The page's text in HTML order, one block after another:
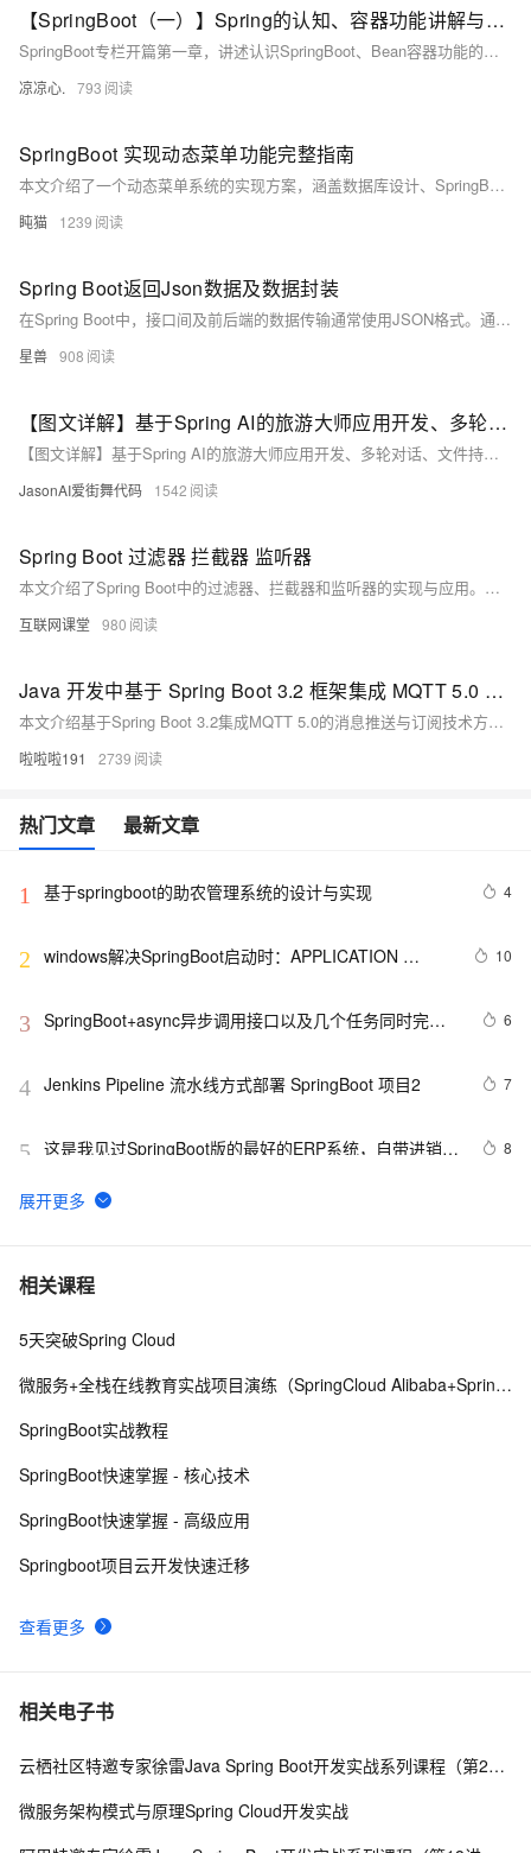
【SpringBoot（一）】Spring的认知、容器功能讲解与自动装配原理的入门，带你熟悉Springboot中基本的注解使用
SpringBoot专栏开篇第一章，讲述认识SpringBoot、Bean容器功能的讲解、自动装配原理的入门，还有其他常用的Springboot注解！如果想要了解SpringBoot，那么就进来看看吧！
凉凉心. 793
SpringBoot 实现动态菜单功能完整指南
本文介绍了一个动态菜单系统的实现方案，涵盖数据库设计、SpringBoot后端实现、Vue前端展示及权限控制等内容，适用于中后台系统的权限管理。
盹猫 1239
Spring Boot返回Json数据及数据封装
在Spring Boot中，接口间及前后端的数据传输通常使用JSON格式。通过@RestController注解，可轻松实现Controller返回JSON数据。该注解是Spring Boot新增的组合注解，结合了@Controller和@ResponseBody的功能，默认将返回值转换为JSON格式。Spring Boot底层默认采用Jackson作为JSON解析框架，并通过spring-boot-starter-json依赖集成了相关库，包括jackson-databind、jackson-datatype-jdk8等常用模块，简化了开发者对依赖的手动管理。
星兽 908
【图文详解】基于Spring AI的旅游大师应用开发、多轮对话、文件持久化、拦截器实现
【图文详解】基于Spring AI的旅游大师应用开发、多轮对话、文件持久化、拦截器实现
JasonAI爱街舞代码 1542
Spring Boot 过滤器 拦截器 监听器
本文介绍了Spring Boot中的过滤器、拦截器和监听器的实现与应用。通过Filter接口和FilterRegistrationBean类，开发者可实现对请求和响应的数据过滤；使用HandlerInterceptor接口，可在控制器方法执行前后进行处理；利用各种监听器接口（如ServletRequestListener、HttpSessionListener等），可监听Web应用中的事件并作出响应。文章还提供了多个代码示例，帮助读者理解如何创建和配置这些组件，适用于构建更高效、安全和可控的Spring Boot应用程序。
互联网课堂 980
Java 开发中基于 Spring Boot 3.2 框架集成 MQTT 5.0 协议实现消息推送与订阅功能的技术方案解析
本文介绍基于Spring Boot 3.2集成MQTT 5.0的消息推送与订阅技术方案，涵盖核心技术栈选型（Spring Boot、Eclipse Paho、HiveMQ）、项目搭建与配置、消息发布与订阅服务实现，以及在智能家居控制系统中的应用实例。同时，详细探讨了安全增强（TLS/SSL）、性能优化（异步处理与背压控制）、测试监控及生产环境部署方案，为构建高可用、高性能的消息通信系统提供全面指导。附资源下载链接：[https://pan.quark.cn/s/14fcf913bae6](https://pan.quark.cn/s/14fcf913bae6)。
啦啦啦191 2739
热门文章 最新文章
1 基于springboot的助农管理系统的设计与实现 4
2 windows解决SpringBoot启动时：APPLICATION
10
3 SpringBoot+async异步调用接口以及几个任务同时完成
6
4 Jenkins Pipeline 流水线方式部署 SpringBoot 项目2 7
5 这是我见过SpringBoot版的最好的ERP系统，自带进销存
8
6 SpringBoot从入门到精通（二十五）搞懂自定义系统配置
7 SpringBoot从小白到精通（四）Thymeleaf页面模板引擎
8 MinIO【部署 01】MinIO安装及SpringBoot集成简单测
10Netty(一) SpringBoot 整合长连接心跳机制（下）
相关课程
查看更多
5天突破Spring Cloud
微服务+全栈在线教育实战项目演练（SpringCloud Alibaba+SpringBoot）
SpringBoot实战教程
SpringBoot快速掌握 - 核心技术
SpringBoot快速掌握 - 高级应用
Springboot项目云开发快速迁移
相关电子书
云栖社区特邀专家徐雷Java Spring Boot开发实战系列课程（第20讲）：经典面试题与阿里等名企内部招聘求职面试技巧
微服务架构模式与原理Spring Cloud开发实战